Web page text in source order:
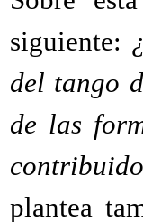
siguiente:
del tango
de las
plantea